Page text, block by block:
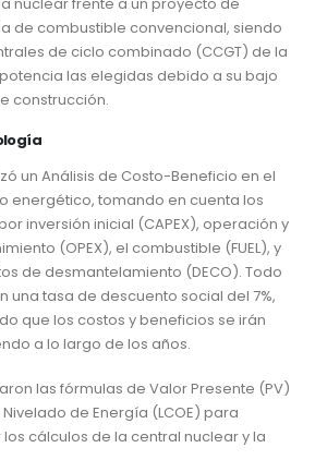
de combustible convencional, siendo
de ciclo combinado (CCGT) de la
las elegidas debido a su bajo
construcción.
un Análisis de Costo-Beneficio en el
energético, tomando en cuenta los
inversión inicial (CAPEX), operación y
(OPEX), el combustible (FUEL), y
de desmantelamiento (DECO). Todo
una tasa de descuento social del 7%,
que los costos y beneficios se irán
a lo largo de los años.
las fórmulas de Valor Presente (PV)
de Energía (LCOE) para
cálculos de la central nuclear y la